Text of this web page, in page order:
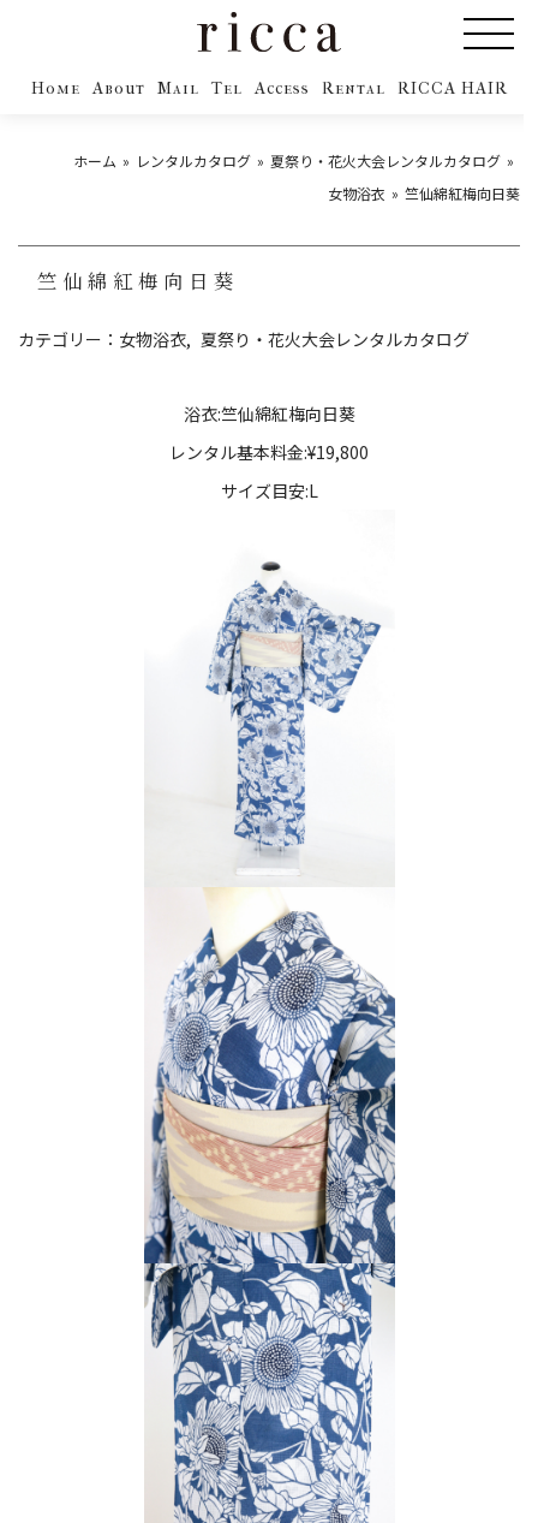
Home About Mail Tel Access Rental RICCA HAIR
ホーム レンタルカタログ
夏祭り・花火大会レンタルカタログ
女物浴衣
竺仙綿紅梅向日葵
竺仙綿紅梅向日葵
カテゴリー： 女物浴衣 夏祭り・花火大会レンタルカタログ
浴衣:竺仙綿紅梅向日葵
レンタル基本料金:¥19,800
サイズ目安:L